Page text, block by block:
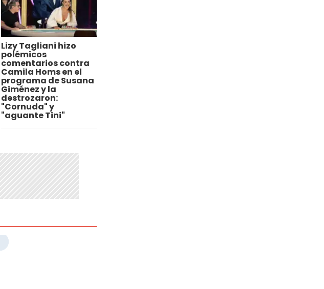
Lizy Tagliani hizo
polémicos
comentarios contra
Camila Homs en el
programa de Susana
Giménez y la
destrozaron:
"Cornuda" y
"aguante Tini"